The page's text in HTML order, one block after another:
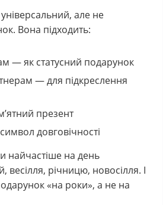
але не
Вона підходить:
— як статусний подарунок
— для підкреслення
презент
довговічності
найчастіше на день
весілля, річницю, новосілля. І
«на роки», а не на